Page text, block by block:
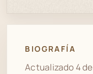
BIOGRAFÍA
Actualizado 4